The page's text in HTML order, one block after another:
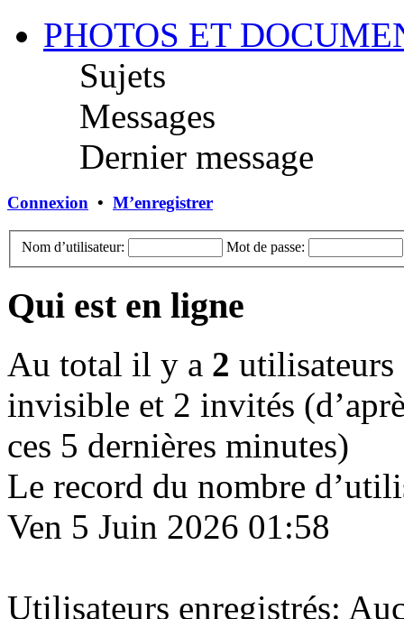
PHOTOS ET
Sujets
Messages
Dernier message
Connexion • M’enregistrer
Nom d’utilisateur: Mot de passe:
Qui est en ligne
Au total il y a 2 utilisateurs
invisible et 2 invités
ces 5 dernières minutes)
Le record du nombre
Ven 5 Juin 2026 01:58
Utilisateurs enregistrés: